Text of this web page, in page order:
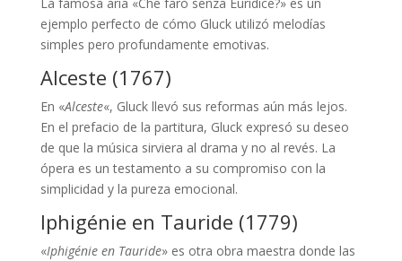
ejemplo perfecto de cómo Gluck utilizó melodías
simples pero profundamente emotivas.
Alceste (1767)
En «Alceste«, Gluck llevó sus reformas aún más lejos.
En el prefacio de la partitura, Gluck expresó su deseo
de que la música sirviera al drama y no al revés. La
ópera es un testamento a su compromiso con la
simplicidad y la pureza emocional.
Iphigénie en Tauride (1779)
«Iphigénie en Tauride» es otra obra maestra donde las